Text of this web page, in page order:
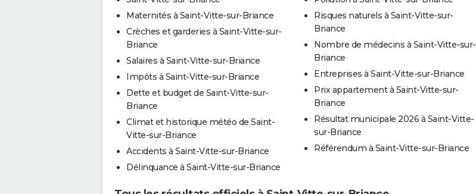
Maternités à Saint-Vitte-sur-Briance
Crèches et garderies à Saint-Vitte-sur-
Briance
Salaires à Saint-Vitte-sur-Briance
Impôts à Saint-Vitte-sur-Briance
Dette et budget de Saint-Vitte-sur-
Briance
Climat et historique météo de Saint-
Vitte-sur-Briance
Accidents à Saint-Vitte-sur-Briance
Délinquance à Saint-Vitte-sur-Briance
Risques naturels à Saint-Vitte-sur-
Briance
Nombre de médecins à Saint-Vitte-sur-
Briance
Entreprises à Saint-Vitte-sur-Briance
Prix appartement à Saint-Vitte-sur-
Briance
Résultat municipale 2026 à Saint-Vitte-
sur-Briance
Référendum à Saint-Vitte-sur-Briance